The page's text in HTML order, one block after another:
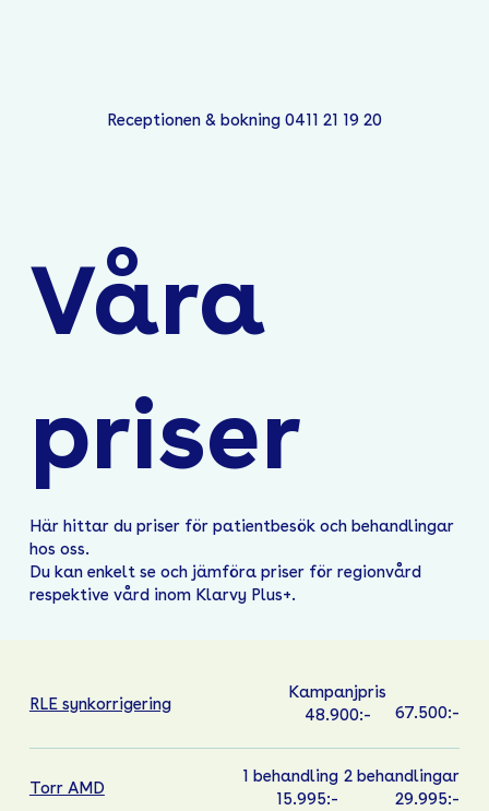
Receptionen & bokning 0411 21 19 20
Våra
priser
Här hittar du priser för patientbesök och behandlingar
hos oss.
Du kan enkelt se och jämföra priser för regionvård
respektive vård inom Klarvy Plus+.
RLE synkorrigering
Kampanjpris
48.900:-
67.500:-
Torr AMD
1 behandling
15.995:-
2 behandlingar
29.995:-